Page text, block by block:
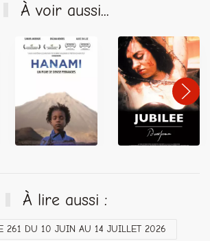
À voir aussi...
À lire aussi :
261 DU 10 JUIN AU 14 JUILLET 2026